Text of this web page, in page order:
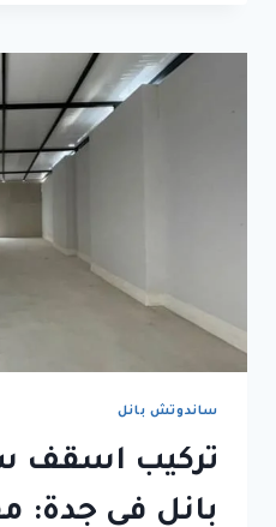
أسعار
تنافسية
وجودة
عالية
ساندوتش بانل
تركيب اسقف
بانل في جدة: